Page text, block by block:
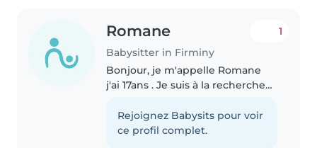
Romane
Babysitter in Firminy
1
Bonjour, je m'appelle Romane
j'ai 17ans . Je suis à la recherche
juin,juillet et août . Calme et
patiente, je pense que le
Rejoignez Babysits pour voir
ce profil complet.